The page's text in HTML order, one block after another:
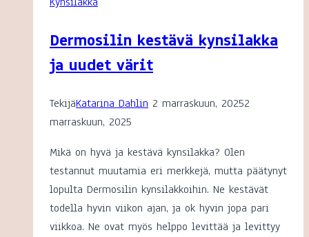
Dermosilin kestävä kynsilakka
ja uudet värit
TekijäKatarina Dahlin 2 marraskuun, 20252
marraskuun, 2025
Mikä on hyvä ja kestävä kynsilakka? Olen
testannut muutamia eri merkkejä, mutta päätynyt
lopulta Dermosilin kynsilakkoihin. Ne kestävät
todella hyvin viikon ajan, ja ok hyvin jopa pari
viikkoa. Ne ovat myös helppo levittää ja levittyy